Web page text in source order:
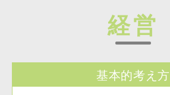
経営
基本的考え方